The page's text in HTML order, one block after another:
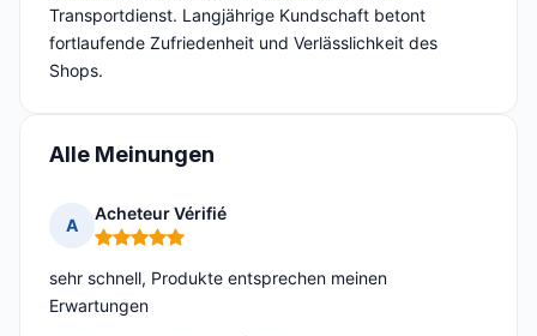
Transportdienst. Langjährige Kundschaft betont
fortlaufende Zufriedenheit und Verlässlichkeit des
Shops.
Alle Meinungen
A
Acheteur Vérifié
Hinweis: 5 von 5
sehr schnell, Produkte entsprechen meinen
Erwartungen